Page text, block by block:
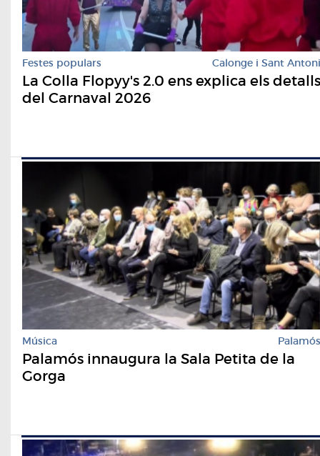
Festes populars Calonge i Sant Antoni
La Colla Flopyy's 2.0 ens explica els detalls
del Carnaval 2026
Música Palamós
Palamós innaugura la Sala Petita de la
Gorga